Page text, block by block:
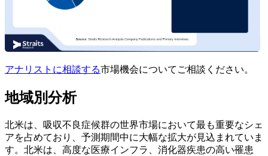
アナリストに相談する市場機会についてご相談ください。
地域別分析
北米は、吸収不良症候群の世界市場において最も重要なシェ
アを占めており、予測期間中に大幅な拡大が見込まれていま
す。北米は、高度な医療インフラ、消化器疾患の高い罹患